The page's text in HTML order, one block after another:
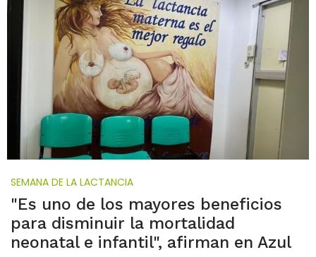
SEMANA DE LA LACTANCIA
"Es uno de los mayores beneficios
para disminuir la mortalidad
neonatal e infantil", afirman en Azul